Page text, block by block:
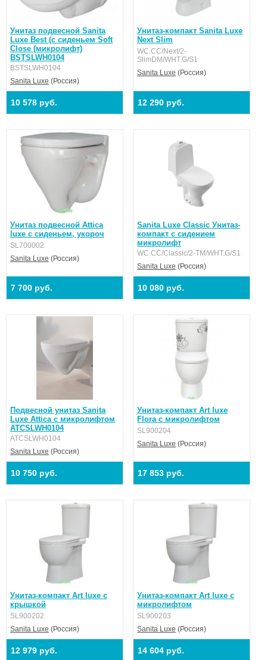
Унитаз подвесной Sanita
Luxe Best (с сиденьем Soft
Close (микролифт)
BSTSLWH0104
BSTSLWH0104
Sanita Luxe (Россия)
10 578 руб.
Унитаз-компакт Sanita Luxe
Next Slim
WC.CC/Next/2-
SlimDM/WHT.G/S1
Sanita Luxe (Россия)
12 290 руб.
Унитаз подвесной Attica
luxe с сиденьем, укороч
SL700002
Sanita Luxe (Россия)
7 700 руб.
Sanita Luxe Classic Унитаз-
компакт с сидением
микролифт
WC.CC/Classic/2-TM/WHT.G/S1
Sanita Luxe (Россия)
10 080 руб.
Подвесной унитаз Sanita
Luxe Attica с микролифтом
ATCSLWH0104
ATCSLWH0104
Sanita Luxe (Россия)
10 750 руб.
Унитаз-компакт Art luxe
Flora с микролифтом
SL900204
Sanita Luxe (Россия)
17 853 руб.
Унитаз-компакт Art luxe с
крышкой
SL900202
Sanita Luxe (Россия)
12 979 руб.
Унитаз-компакт Art luxe с
микролифтом
SL900203
Sanita Luxe (Россия)
14 604 руб.